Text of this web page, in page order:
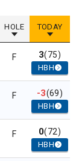
HOLE TODAY
F 3(75)
HBH
F -3(69)
HBH
F 0(72)
HBH